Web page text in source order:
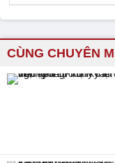
CÙNG CHUYÊN